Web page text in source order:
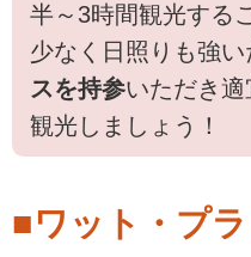
半～3時間観光する
少なく日照りも強い
スを持参いただき適
観光しましょう！
■ワット・プ